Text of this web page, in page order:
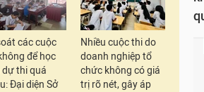
các cuộc
để học
dự thi quá
Đại diện Sở
Nhiều cuộc thi do
doanh nghiệp tổ
chức không có giá
trị rõ nét, gây áp